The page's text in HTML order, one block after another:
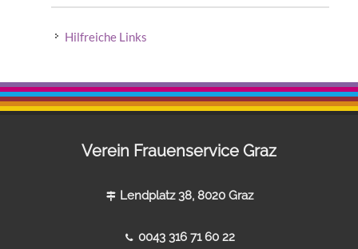
Hilfreiche Links
Verein Frauenservice Graz
Lendplatz 38, 8020 Graz
0043 316 71 60 22